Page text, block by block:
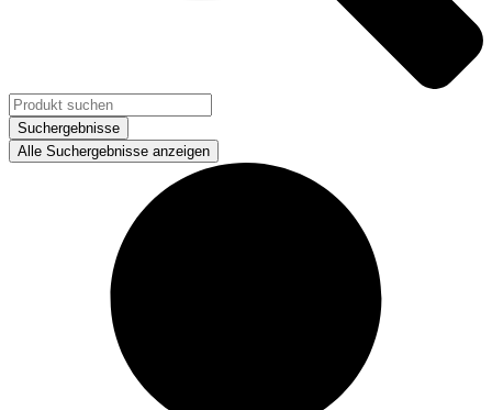
Suchergebnisse
Alle Suchergebnisse anzeigen